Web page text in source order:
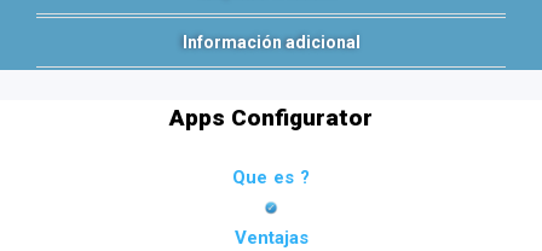
Información adicional
Apps Configurator
Que es ?
Ventajas